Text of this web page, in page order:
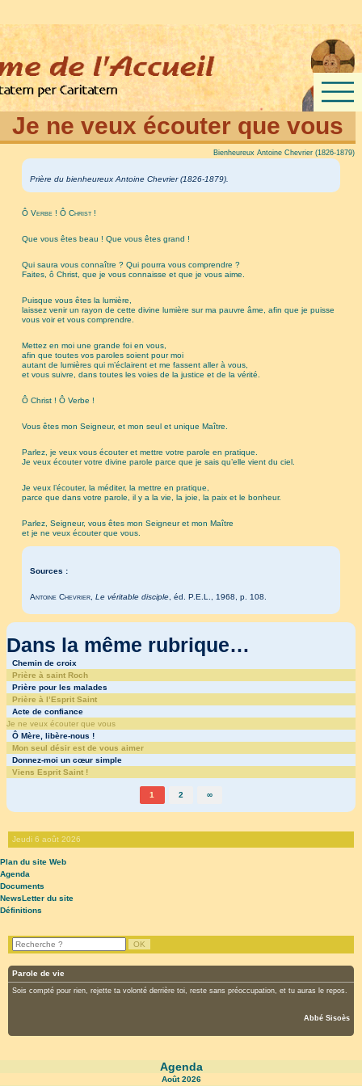
Je ne veux écouter que vous
Bienheureux Antoine Chevrier (1826-1879)
Prière du bienheureux Antoine Chevrier (1826-1879).
Ô Verbe ! Ô Christ !
Que vous êtes beau ! Que vous êtes grand !
Qui saura vous connaître ? Qui pourra vous comprendre ?
Faites, ô Christ, que je vous connaisse et que je vous aime.
Puisque vous êtes la lumière,
laissez venir un rayon de cette divine lumière sur ma pauvre âme, afin que je puisse
vous voir et vous comprendre.
Mettez en moi une grande foi en vous,
afin que toutes vos paroles soient pour moi
autant de lumières qui m’éclairent et me fassent aller à vous,
et vous suivre, dans toutes les voies de la justice et de la vérité.
Ô Christ ! Ô Verbe !
Vous êtes mon Seigneur, et mon seul et unique Maître.
Parlez, je veux vous écouter et mettre votre parole en pratique.
Je veux écouter votre divine parole parce que je sais qu’elle vient du ciel.
Je veux l’écouter, la méditer, la mettre en pratique,
parce que dans votre parole, il y a la vie, la joie, la paix et le bonheur.
Parlez, Seigneur, vous êtes mon Seigneur et mon Maître
et je ne veux écouter que vous.
Sources :
Antoine Chevrier, Le véritable disciple, éd. P.E.L., 1968, p. 108.
Dans la même rubrique…
Chemin de croix
Prière à saint Roch
Prière pour les malades
Prière à l’Esprit Saint
Acte de confiance
Je ne veux écouter que vous
Ô Mère, libère-nous !
Mon seul désir est de vous aimer
Donnez-moi un cœur simple
Viens Esprit Saint !
1 2 ∞
Jeudi 6 août 2026
Plan du site Web
Agenda
Documents
NewsLetter du site
Définitions
Parole de vie
Sois compté pour rien, rejette ta volonté derrière toi, reste sans préoccupation, et tu auras le repos.
Abbé Sisoès
Agenda
Août2026